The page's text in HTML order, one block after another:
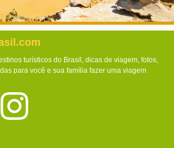
turísticos do Brasil, dicas de viagem, fotos,
para você e sua família fazer uma viagem